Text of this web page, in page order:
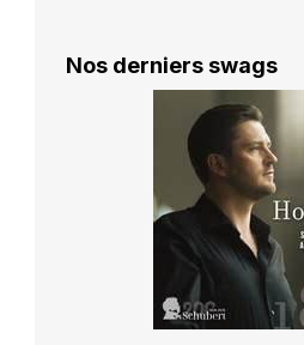
Nos derniers swags